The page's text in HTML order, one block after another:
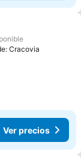
Cracovia
Ver precios